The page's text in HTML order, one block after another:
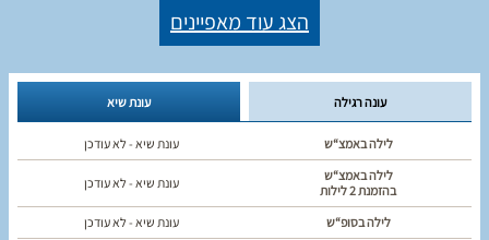
עונת שיא עונה רגילה
לילה באמצ“ש
עונת שיא - לא עודכן
לילה באמצ“ש
בהזמנת 2 לילות
עונת שיא - לא עודכן
לילה בסופ“ש
עונת שיא - לא עודכן
הצג עוד מאפיינים